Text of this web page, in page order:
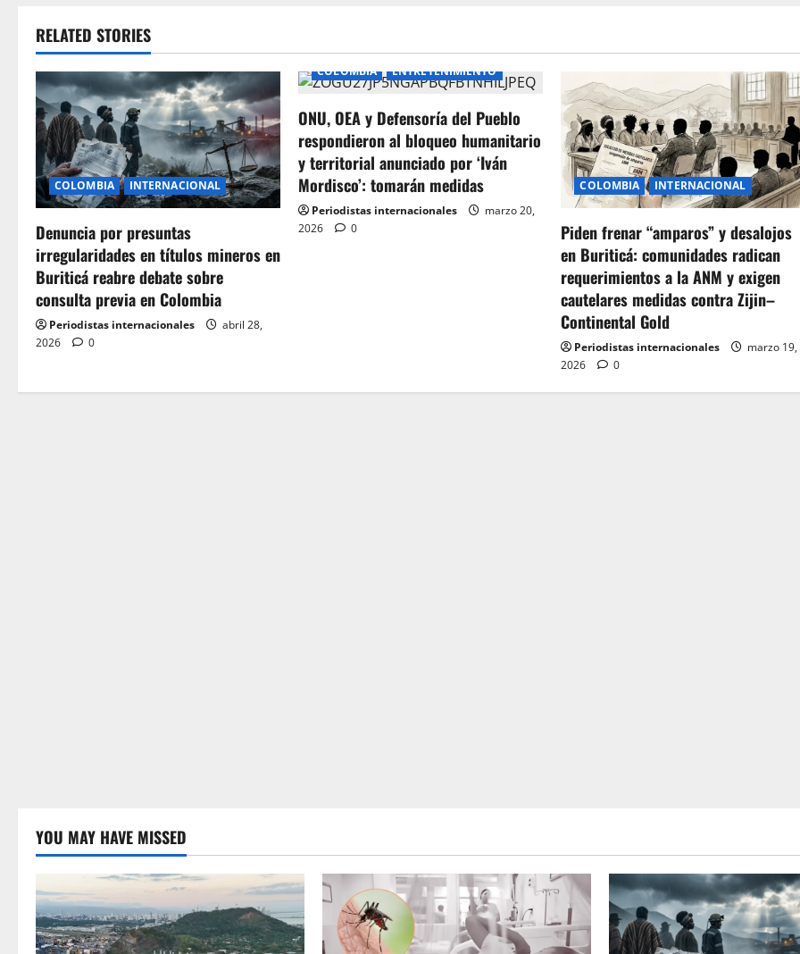
n
a
v
i
g
a
t
i
o
n
RELATED STORIES
COLOMBIA INTERNACIONAL
Denuncia por presuntas
irregularidades en títulos mineros en
Buriticá reabre debate sobre
consulta previa en Colombia
Periodistas internacionales
abril 28,
2026
0
COLOMBIA ENTRETENIMIENTO
ONU, OEA y Defensoría del Pueblo
respondieron al bloqueo humanitario
y territorial anunciado por ‘Iván
Mordisco’: tomarán medidas
Periodistas internacionales
marzo 20,
2026
0
COLOMBIA INTERNACIONAL
Piden frenar “amparos” y desalojos
en Buriticá: comunidades radican
requerimientos a la ANM y exigen
cautelares medidas contra Zijin–
Continental Gold
Periodistas internacionales
marzo 19,
2026
0
YOU MAY HAVE MISSED